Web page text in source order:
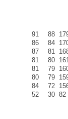
91 88
86 84
87 81
81 80
81 79
80 79
84 72
52 30 82